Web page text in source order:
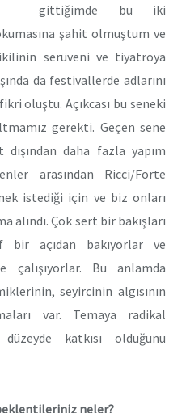
gittiğimde bu iki
şahit olmuştum ve
ikilinin serüveni ve tiyatroya
da festivallerde adlarını
oluştu. Açıkcası bu seneki
gerekti. Geçen sene
daha fazla yapım
arasından Ricci/Forte
istediği için ve biz onları
Çok sert bir bakışları
açıdan bakıyorlar ve
çalışıyorlar. Bu anlamda
seyircinin algısının
var. Temaya radikal
katkısı olduğunu
neler?